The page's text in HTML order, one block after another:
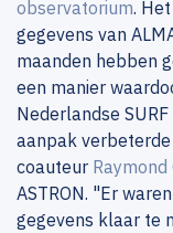
observatorium.
gegevens van
maanden hebben
een manier
Nederlandse
aanpak
coauteur Raymond
ASTRON. "Er
gegevens klaar te